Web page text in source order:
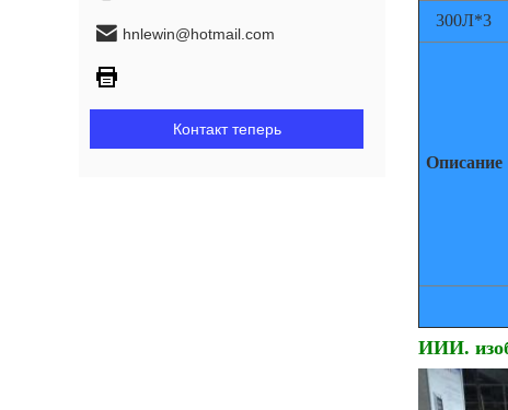
hnlewin@hotmail.com
Контакт теперь
300Л*3
Описание
ИИИ.